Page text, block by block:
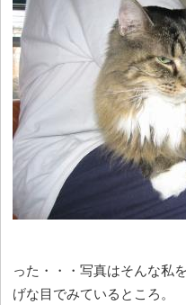
った・・・写真はそんな私
げな目でみているところ。